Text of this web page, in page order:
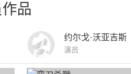
品
约尔戈·沃亚吉斯
演员